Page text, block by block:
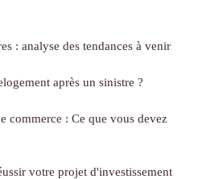
: analyse des tendances à venir
après un sinistre ?
commerce : Ce que vous devez
votre projet d'investissement